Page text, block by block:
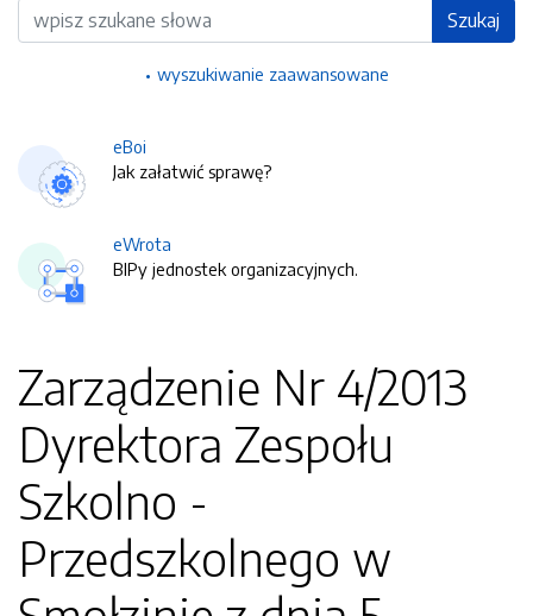
Wyszukiwarka Szukaj
wyszukiwanie zaawansowane
eBoi
Jak załatwić sprawę?
eWrota
BIPy jednostek organizacyjnych.
Zarządzenie Nr 4/2013
Dyrektora Zespołu
Szkolno -
Przedszkolnego w